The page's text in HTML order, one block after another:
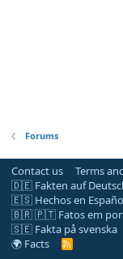
Forums
Contact us Terms
🇩🇪 Fakten auf
🇪🇸 Hechos en
🇧🇷 🇵🇹 Fatos em
🇸🇪 Fakta på svenska
🌍 Facts
R